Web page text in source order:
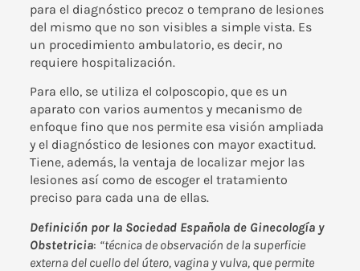
para el diagnóstico precoz o temprano de lesiones
del mismo que no son visibles a simple vista. Es
un procedimiento ambulatorio, es decir, no
requiere hospitalización.
Para ello, se utiliza el colposcopio, que es un
aparato con varios aumentos y mecanismo de
enfoque fino que nos permite esa visión ampliada
y el diagnóstico de lesiones con mayor exactitud.
Tiene, además, la ventaja de localizar mejor las
lesiones así como de escoger el tratamiento
preciso para cada una de ellas.
Definición por la Sociedad Española de Ginecología y
Obstetricia: “técnica de observación de la superficie
externa del cuello del útero, vagina y vulva, que permite